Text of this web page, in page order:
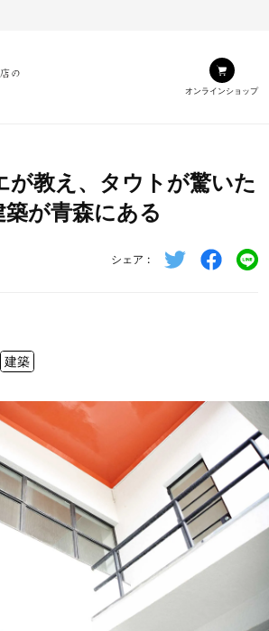
オンラインショップ
が教え、タウトが驚いた
が青森にある
シェア
建築